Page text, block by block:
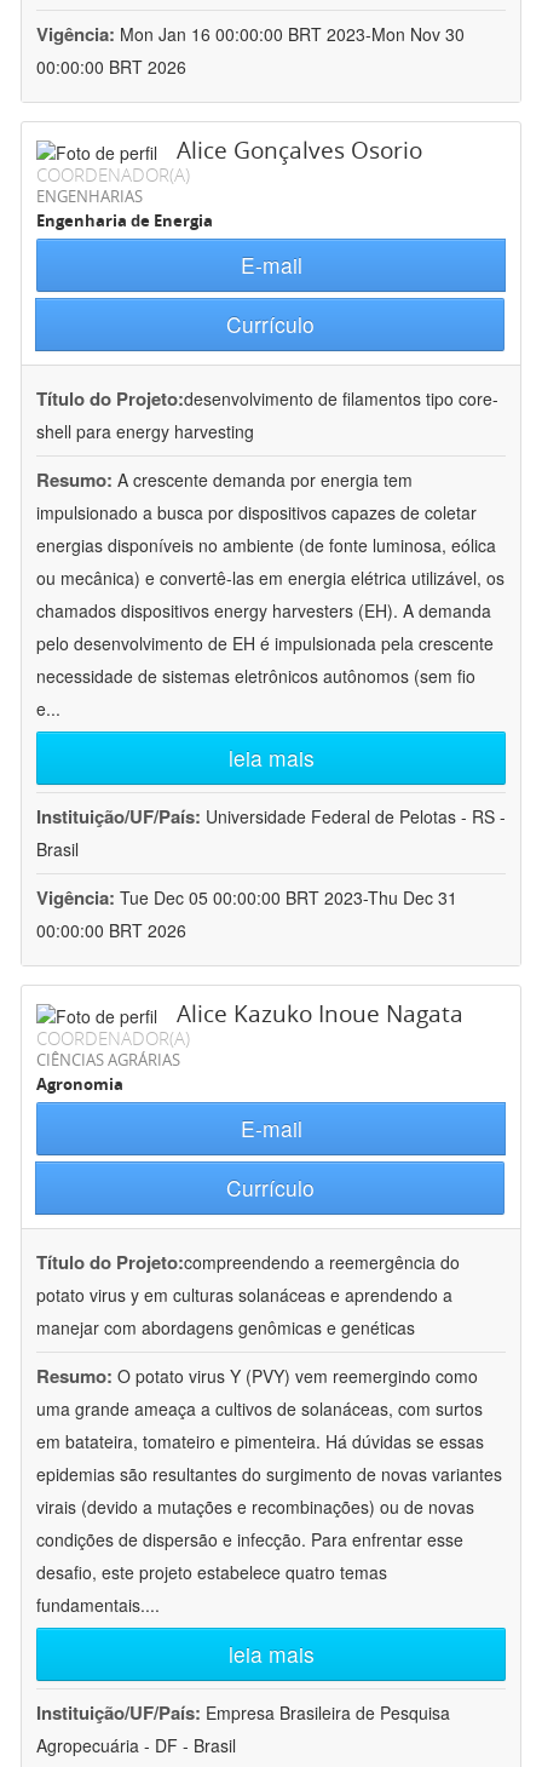
Vigência: Mon Jan 16 00:00:00 BRT 2023-Mon Nov 30
00:00:00 BRT 2026
Alice Gonçalves Osorio
COORDENADOR(A)
ENGENHARIAS
Engenharia de Energia
E-mail
Currículo
Título do Projeto:desenvolvimento de filamentos tipo core-
shell para energy harvesting
Resumo: A crescente demanda por energia tem
impulsionado a busca por dispositivos capazes de coletar
energias disponíveis no ambiente (de fonte luminosa, eólica
ou mecânica) e convertê-las em energia elétrica utilizável, os
chamados dispositivos energy harvesters (EH). A demanda
pelo desenvolvimento de EH é impulsionada pela crescente
necessidade de sistemas eletrônicos autônomos (sem fio
e...
leia mais
Instituição/UF/País: Universidade Federal de Pelotas - RS -
Brasil
Vigência: Tue Dec 05 00:00:00 BRT 2023-Thu Dec 31
00:00:00 BRT 2026
Alice Kazuko Inoue Nagata
COORDENADOR(A)
CIÊNCIAS AGRÁRIAS
Agronomia
E-mail
Currículo
Título do Projeto:compreendendo a reemergência do
potato virus y em culturas solanáceas e aprendendo a
manejar com abordagens genômicas e genéticas
Resumo: O potato virus Y (PVY) vem reemergindo como
uma grande ameaça a cultivos de solanáceas, com surtos
em batateira, tomateiro e pimenteira. Há dúvidas se essas
epidemias são resultantes do surgimento de novas variantes
virais (devido a mutações e recombinações) ou de novas
condições de dispersão e infecção. Para enfrentar esse
desafio, este projeto estabelece quatro temas
fundamentais....
leia mais
Instituição/UF/País: Empresa Brasileira de Pesquisa
Agropecuária - DF - Brasil